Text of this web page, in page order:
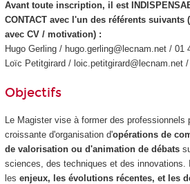
Avant toute inscription, il est
CONTACT avec l'un des référents suivants
avec CV / motivation) :
Hugo Gerling / hugo.gerling@lecnam.net / 01
Loïc Petitgirard / loic.petitgirard@lecnam.net
Objectifs
Le Magister vise à former des professionnels
croissante d'organisation d'opérations de
de valorisation ou d'animation de débats
sciences, des techniques et des innovations.
les enjeux, les évolutions récentes, et les